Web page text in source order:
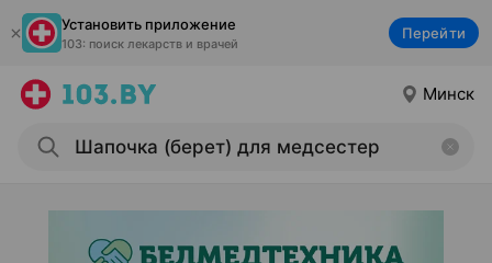
Установить приложение
103: поиск лекарств и врачей
Перейти
Минск